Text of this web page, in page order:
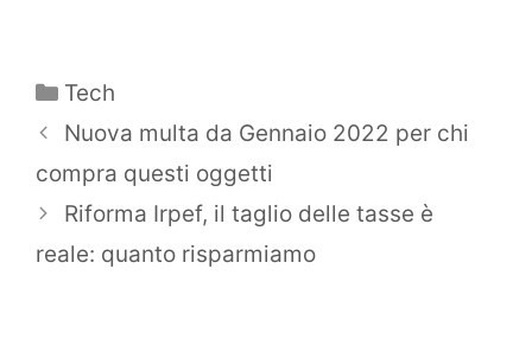
Categorie
Tech
Nuova multa da Gennaio 2022 per chi
compra questi oggetti
Riforma Irpef, il taglio delle tasse è
reale: quanto risparmiamo